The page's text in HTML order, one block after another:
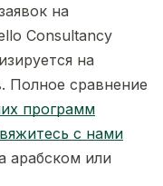
на
Consultancy
на
Полное сравнение
программ
с нами
арабском или